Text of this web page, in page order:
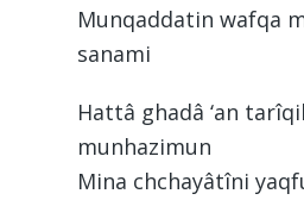
Munqaddatin wafqa
sanami
Hattâ ghadâ ‘an
munhazimun
Mina chchayâtîni